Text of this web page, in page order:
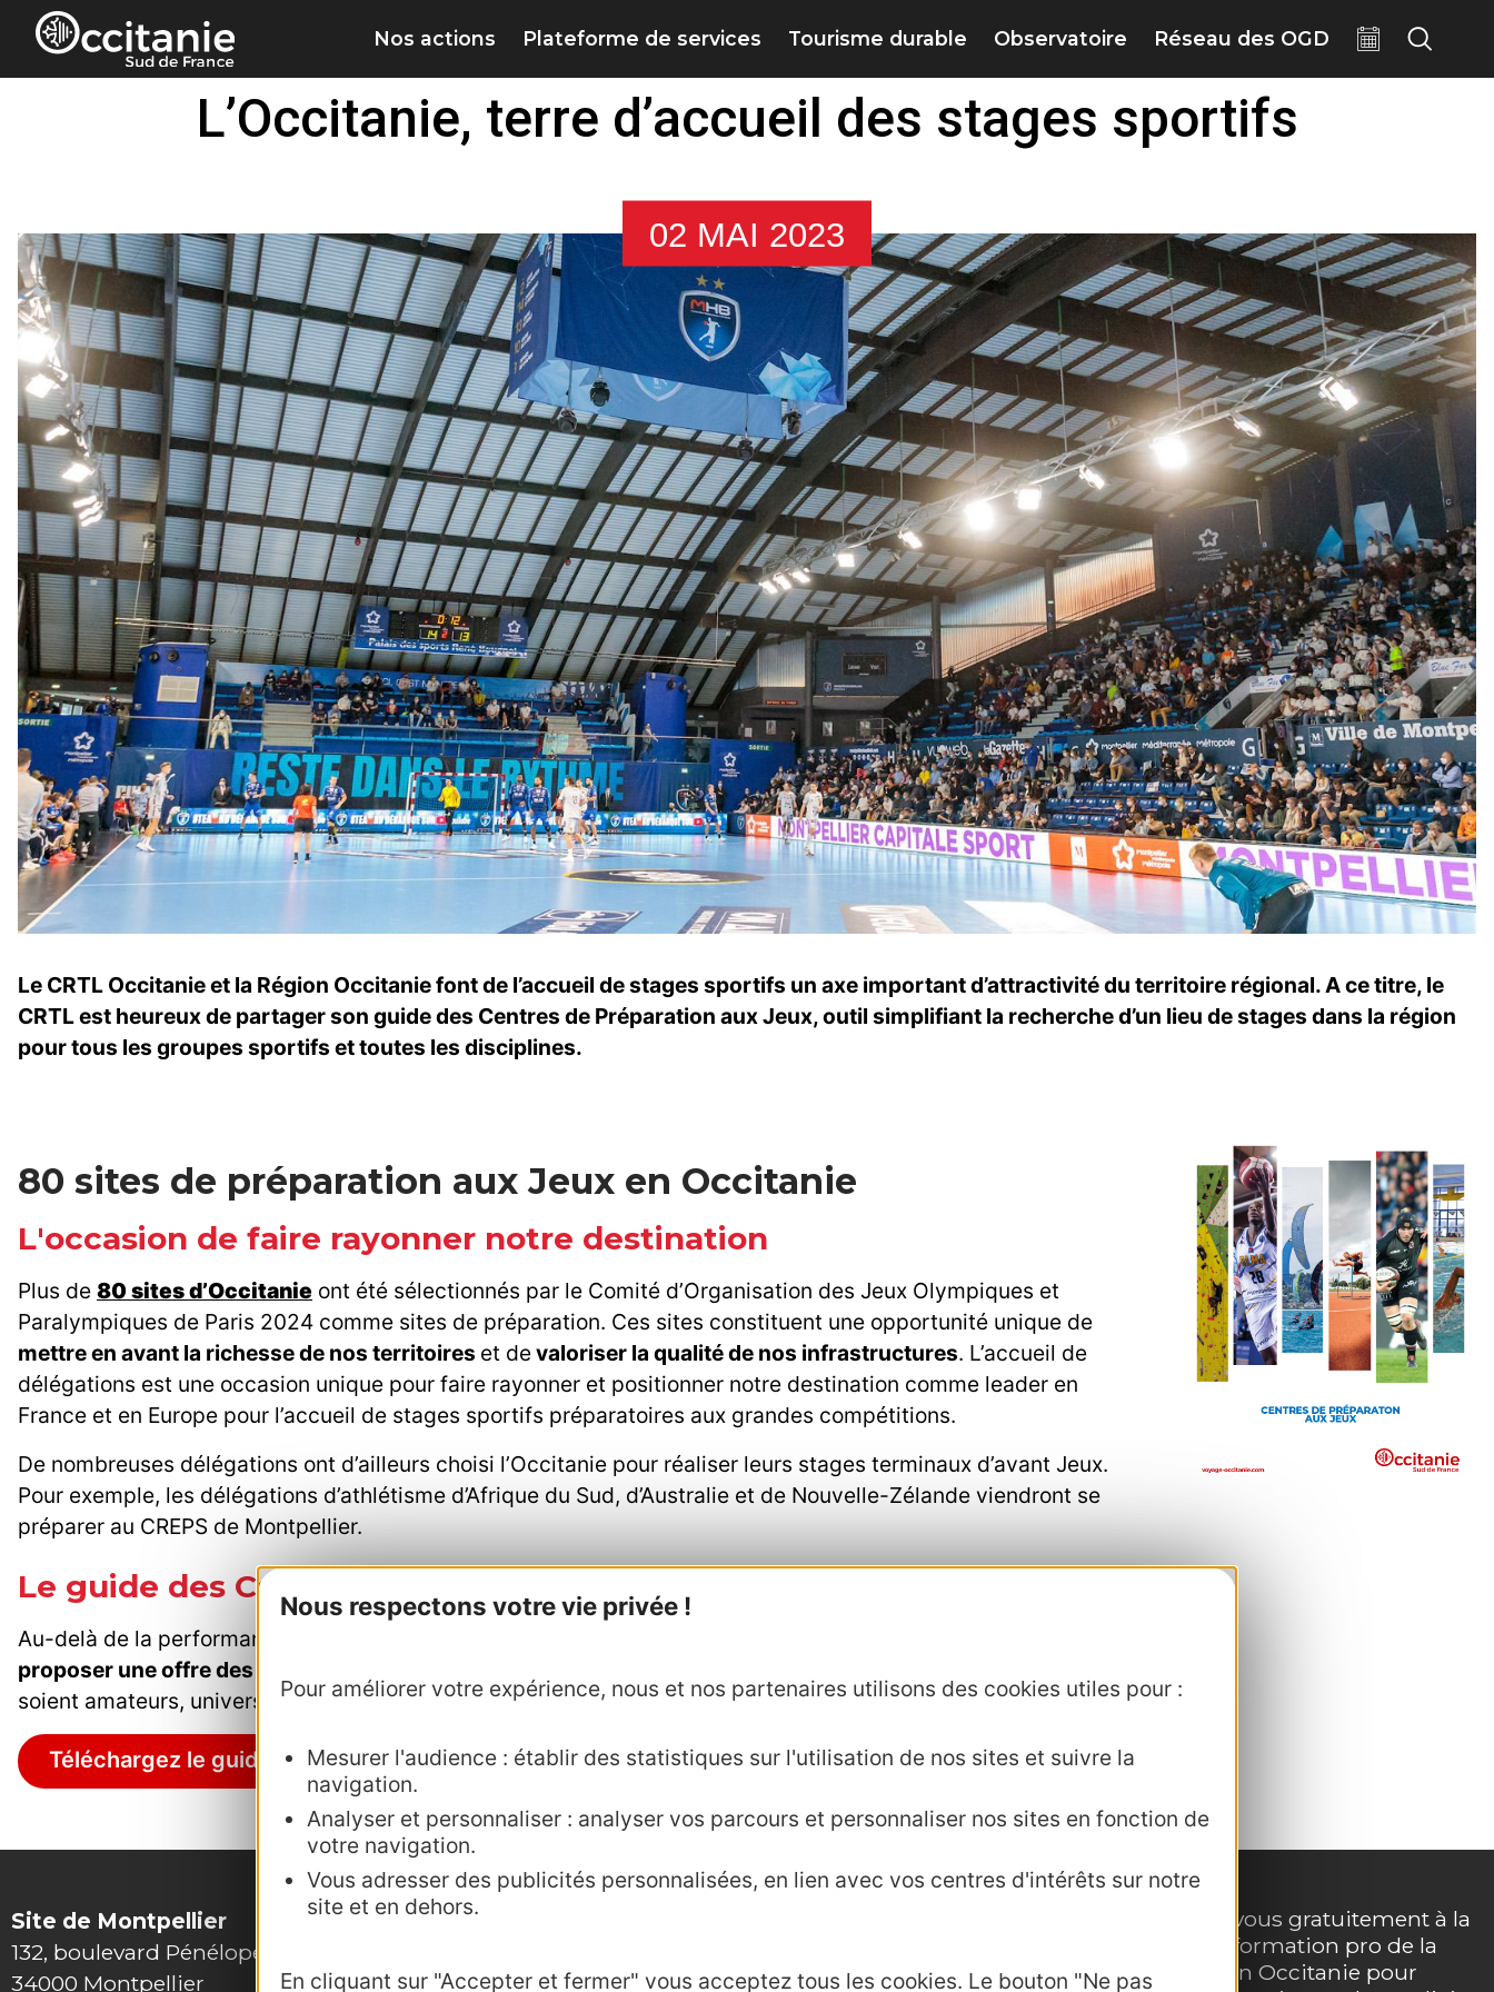
Panneau de gestion des cookies
Nous respectons votre vie privée !
Pour améliorer votre expérience, nous et nos partenaires utilisons des cookies utiles pour :
Mesurer l'audience : établir des statistiques sur l'utilisation de nos sites et suivre la
navigation.
Analyser et personnaliser : analyser vos parcours et personnaliser nos sites en fonction de
votre navigation.
Vous adresser des publicités personnalisées, en lien avec vos centres d'intérêts sur notre
site et en dehors.
En cliquant sur "Accepter et fermer" vous acceptez tous les cookies. Le bouton "Ne pas
Nos actions Plateforme de services Tourisme durable Observatoire Réseau des OGD
L’Occitanie, terre d’accueil des stages sportifs
02 MAI 2023
Le CRTL Occitanie et la Région Occitanie font de l’accueil de stages sportifs un axe important d’attractivité du territoire régional. A ce titre, le
CRTL est heureux de partager son guide des Centres de Préparation aux Jeux, outil simplifiant la recherche d’un lieu de stages dans la région
pour tous les groupes sportifs et toutes les disciplines.
80 sites de préparation aux Jeux en Occitanie
L'occasion de faire rayonner notre destination
Plus de 80 sites d’Occitanie ont été sélectionnés par le Comité d’Organisation des Jeux Olympiques et
Paralympiques de Paris 2024 comme sites de préparation. Ces sites constituent une opportunité unique de
mettre en avant la richesse de nos territoires et devaloriser la qualité de nos infrastructures. L’accueil de
délégations est une occasion unique pour faire rayonner et positionner notre destination comme leader en
France et en Europe pour l’accueil de stages sportifs préparatoires aux grandes compétitions.
De nombreuses délégations ont d’ailleurs choisi l’Occitanie pour réaliser leurs stages terminaux d’avant Jeux.
Pour exemple, les délégations d’athlétisme d’Afrique du Sud, d’Australie et de Nouvelle-Zélande viendront se
préparer au CREPS de Montpellier.
Le guide des Centres de Préparation aux Jeux
Au-delà de la performance, le guide des Centres de Préparation aux Jeux a également pour vocation de
proposer une offre des centres sportifs et d’infrastructures sportives destinée aux groupes sportifs
soient amateurs, universitaires ou professionnels.
Téléchargez le guide
Site de Montpellier
132, boulevard Pénélope
34000 Montpellier
Voyagistes
Inscrivez-vous gratuitement à la
lettre d'information pro de la
destination Occitanie pour